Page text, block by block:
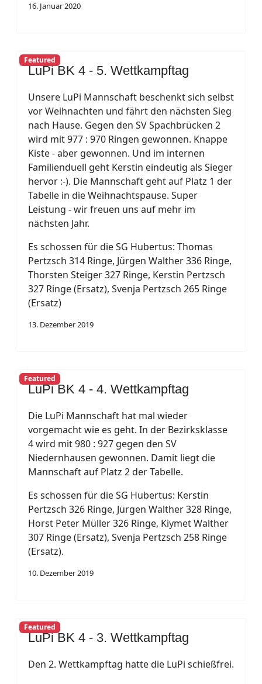
16. Januar 2020
Featured
LuPi BK 4 - 5. Wettkampftag
Unsere LuPi Mannschaft beschenkt sich selbst
vor Weihnachten und fährt den nächsten Sieg
nach Hause. Gegen den SV Spachbrücken 2
wird mit 977 : 970 Ringen gewonnen. Knappe
Kiste - aber gewonnen. Und im internen
Familienduell geht Kerstin eindeutig als Sieger
hervor :-). Die Mannschaft geht auf Platz 1 der
Tabelle in die Weihnachtspause. Super
Leistung - wir freuen uns auf mehr im
nächsten Jahr.
Es schossen für die SG Hubertus: Thomas
Pertzsch 314 Ringe, Jürgen Walther 336 Ringe,
Thorsten Steiger 327 Ringe, Kerstin Pertzsch
327 Ringe (Ersatz), Svenja Pertzsch 265 Ringe
(Ersatz)
13. Dezember 2019
Featured
LuPi BK 4 - 4. Wettkampftag
Die LuPi Mannschaft hat mal wieder
vorgemacht wie es geht. In der Bezirksklasse
4 wird mit 980 : 927 gegen den SV
Niedernhausen gewonnen. Damit liegt die
Mannschaft auf Platz 2 der Tabelle.
Es schossen für die SG Hubertus: Kerstin
Pertzsch 326 Ringe, Jürgen Walther 328 Ringe,
Horst Peter Müller 326 Ringe, Kiymet Walther
307 Ringe (Ersatz), Svenja Pertzsch 258 Ringe
(Ersatz).
10. Dezember 2019
Featured
LuPi BK 4 - 3. Wettkampftag
Den 2. Wettkampftag hatte die LuPi schießfrei.